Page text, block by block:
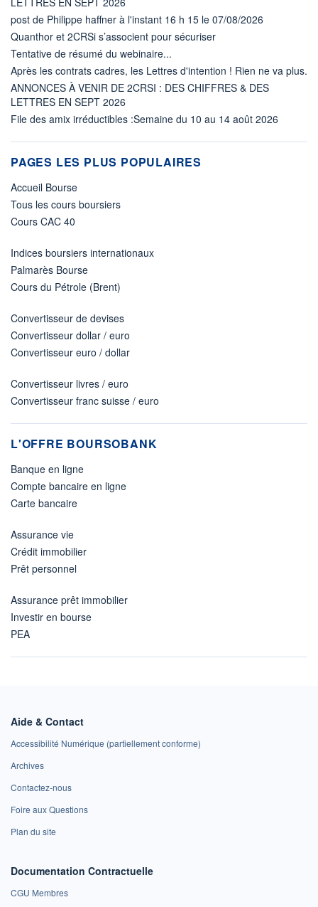
post de Philippe haffner à l'instant 16 h 15 le 07/08/2026
Quanthor et 2CRSi s’associent pour sécuriser
Tentative de résumé du webinaire...
Après les contrats cadres, les Lettres d'intention ! Rien ne va plus.
ANNONCES À VENIR DE 2CRSI : DES CHIFFRES & DES
LETTRES EN SEPT 2026
File des amix irréductibles :Semaine du 10 au 14 août 2026
PAGES LES PLUS POPULAIRES
Accueil Bourse
Tous les cours boursiers
Cours CAC 40
Indices boursiers internationaux
Palmarès Bourse
Cours du Pétrole (Brent)
Convertisseur de devises
Convertisseur dollar / euro
Convertisseur euro / dollar
Convertisseur livres / euro
Convertisseur franc suisse / euro
L'OFFRE BOURSOBANK
Banque en ligne
Compte bancaire en ligne
Carte bancaire
Assurance vie
Crédit immobilier
Prêt personnel
Assurance prêt immobilier
Investir en bourse
PEA
Aide & Contact
Accessibilité Numérique (partiellement conforme)
Archives
Contactez-nous
Foire aux Questions
Plan du site
Documentation Contractuelle
CGU Membres